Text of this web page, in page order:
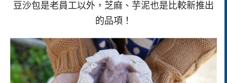
豆沙包是老員工以外，芝麻、芋泥也是比較新推出
的品項！